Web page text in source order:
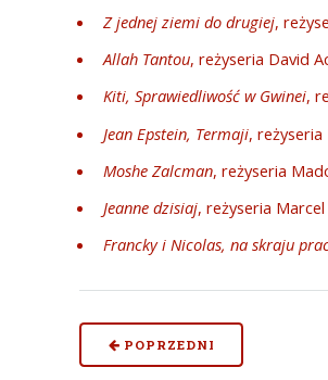
Z jednej ziemi do drugiej,
Allah Tantou, reżyseria David
Kiti, Sprawiedliwość w Gwinei,
Jean Epstein, Termaji, reżyseria
Moshe Zalcman, reżyseria
Jeanne dzisiaj, reżyseria
Francky i Nicolas, na skraju
POPRZEDNI